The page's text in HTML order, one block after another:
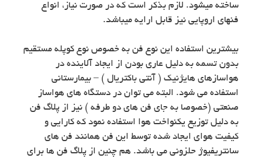
ساخته میشود. لازم بذکر است که در صورت نیاز، انواع
فنهای اروپایی نیز قابل ارایه میباشد.
بیشترین استفاده این نوع فن به خصوص نوع کوپله مستقیم
بدون تسمه به دلیل عاری بودن از ایجاد آلاینده در
هواسازهای هایژنیک ( آنتی باکتریال ) – بیمارستانی
استفاده می شود. البته می توان در دستگاه های هواساز
صنعتی (خصوصا به جای فن های دو طرفه ) نیز از پلاگ فن
به دلیل توزیع یکنواخت هوا استفاده نمود که کارایی و
کیفیت هوای ایجاد شده توسط این فن همانند فن های
سانتریفیوژ حلزونی می باشد. هم چنین از پلاگ فن ها برای